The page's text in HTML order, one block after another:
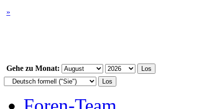
»
Gehe zu Monat: